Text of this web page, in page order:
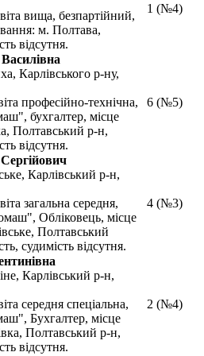
вища, безпартійний,
м. Полтава,
відсутня.
1 (№4)
Карлівського р-ну,
професійно-технічна,
бухгалтер, місце
Полтавський р-н,
відсутня.
6 (№5)
Карлівський р-н,
загальна середня,
Обліковець, місце
Полтавський
судимість відсутня.
4 (№3)
Карлівський р-н,
середня спеціальна,
Бухгалтер, місце
Полтавський р-н,
відсутня.
2 (№4)